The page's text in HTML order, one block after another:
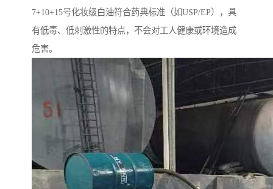
7+10+15号化妆级白油符合药典标准（如USP/EP），具
有低毒、低刺激性的特点，不会对工人健康或环境造成
危害。